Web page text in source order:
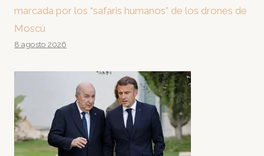
marcada por los “safaris humanos” de los drones de
Moscú
8 agosto 2026